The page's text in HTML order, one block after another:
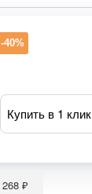
-40%
Купить в 1 клик
₽